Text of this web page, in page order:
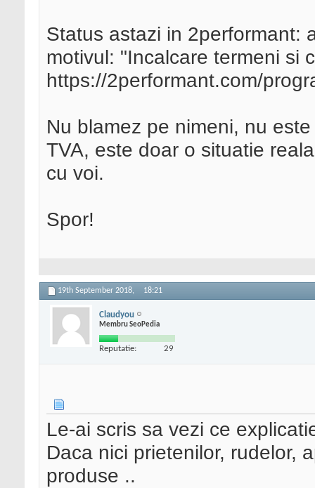
Status astazi in 2performant:
motivul: "Incalcare termeni si
https://2performant.com/
Nu blamez pe nimeni, nu
TVA, este doar o situatie
cu voi.
Spor!
19th September 2018, 18:21
Claudyou
Membru SeoPedia
Reputatie: 29
Le-ai scris sa vezi ce
Daca nici prietenilor, rudelor,
produse ..